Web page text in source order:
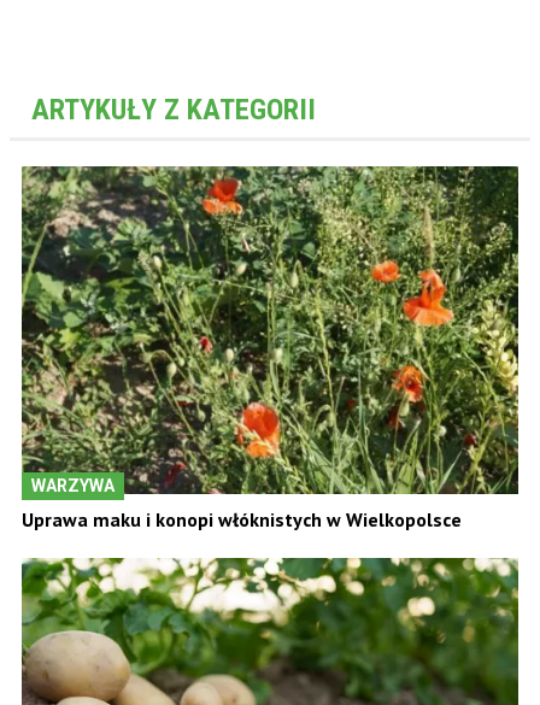
ARTYKUŁY Z KATEGORII
WARZYWA
Uprawa maku i konopi włóknistych w Wielkopolsce